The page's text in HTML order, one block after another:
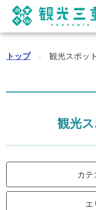
トップ › 観光スポット
観光
カ
エ